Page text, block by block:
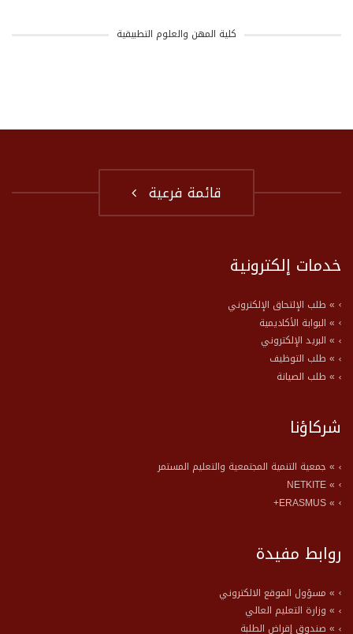
كلية المهن والعلوم التطبيقية
قائمة فرعية
خدمات إلكترونية
» طلب الإلتحاق الإلكتروني
» البوابة الأكاديمية
» البريد الإلكتروني
» طلب التوظيف
» طلب الصيانة
شركاؤنا
» جمعية التنمية المجتمعية والتعليم المستمر
» NETKITE
» ERASMUS+
روابط مفيدة
» مسؤول الموقع الالكتروني
» وزارة التعليم العالي
» صندوق إقراض الطلبة